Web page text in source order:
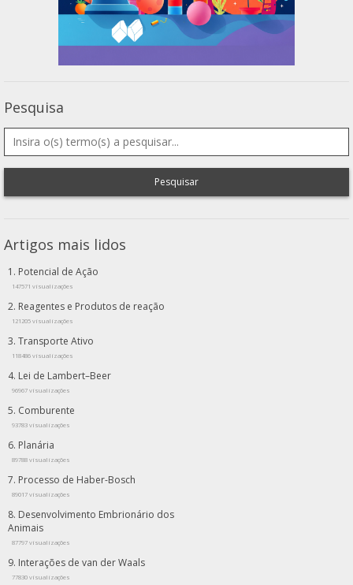
Pesquisa
Pesquisar
Artigos mais lidos
Potencial de Ação
147571 visualizações
Reagentes e Produtos de reação
121205 visualizações
Transporte Ativo
118486 visualizações
Lei de Lambert–Beer
96967 visualizações
Comburente
93783 visualizações
Planária
89788 visualizações
Processo de Haber-Bosch
89017 visualizações
Desenvolvimento Embrionário dos
Animais
87797 visualizações
Interações de van der Waals
77830 visualizações